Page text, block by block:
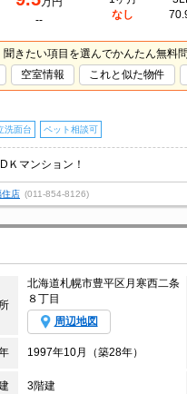
--
なし
聞きたい項目を選んでかんたん無料問
空室情報 これと似た物件
洗面台 ペット相談可
Ｋマンション！
住店 (011-854-8126)
北海道札幌市豊平区月寒西二条
８丁目
周辺地図
1997年10月（築28年）
3階建